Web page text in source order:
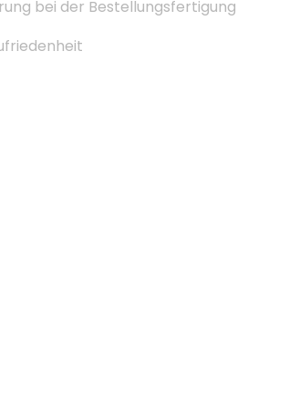
bei der Bestellungsfertigung